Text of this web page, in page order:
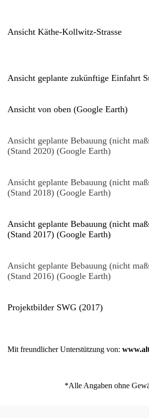
Ansicht Käthe-Kollwitz-Strasse
Ansicht geplante zukünftige Einfahrt
Ansicht von oben (Google Earth)
Ansicht geplante Bebauung (nicht
(Stand 2020) (Google Earth)
Ansicht geplante Bebauung (nicht
(Stand 2018) (Google Earth)
Ansicht geplante Bebauung (nicht
(Stand 2017) (Google Earth)
Ansicht geplante Bebauung (nicht
(Stand 2016) (Google Earth)
Projektbilder SWG (2017)
Mit freundlicher Unterstützung von:
*Alle Angaben ohne